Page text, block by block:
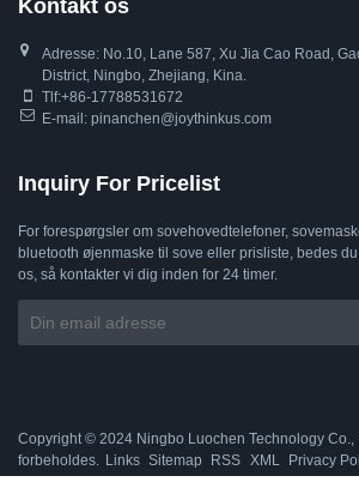
Kontakt os
Adresse: No.10, Lane 587, Xu Jia Cao Road,
District, Ningbo, Zhejiang, Kina.
Tlf:+86-17788531672
E-mail: pinanchen@joythinkus.com
Inquiry For Pricelist
For forespørgsler om sovehovedtelefoner,
bluetooth øjenmaske til sove eller prisliste, bedes
os, så kontakter vi dig inden for 24 timer.
Copyright © 2024 Ningbo Luochen Technology Co.,
forbeholdes. Links Sitemap RSS XML Privacy